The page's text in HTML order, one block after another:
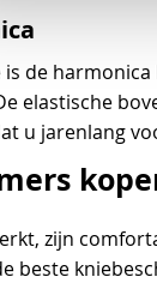
is de
elastische
u jarenlang
zijn
beste